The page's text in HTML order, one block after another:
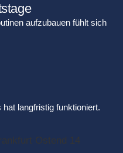
aufzubauen fühlt sich
langfristig funktioniert.